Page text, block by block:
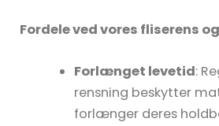
Fordele ved vores fliserens
Forlænget levetid:
rensning beskytter
forlænger deres